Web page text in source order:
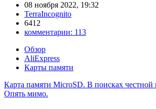
08 ноября 2022, 19:32
TerraIncognito
6412
комментарии: 113
Обзор
AliExpress
Карты памяти
Карта памяти MicroSD. В поисках
Опять мимо.